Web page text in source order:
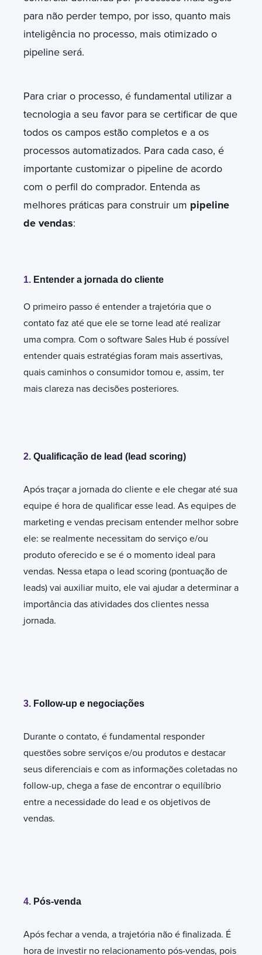
para não perder tempo, por isso, quanto mais
inteligência no processo, mais otimizado o
pipeline será.
Para criar o processo, é fundamental utilizar a
tecnologia a seu favor para se certificar de que
todos os campos estão completos e a os
processos automatizados. Para cada caso, é
importante customizar o pipeline de acordo
com o perfil do comprador. Entenda as
melhores práticas para construir um pipeline
de vendas:
1. Entender a jornada do cliente
O primeiro passo é entender a trajetória que o
contato faz até que ele se torne lead até realizar
uma compra. Com o software Sales Hub é possível
entender quais estratégias foram mais assertivas,
quais caminhos o consumidor tomou e, assim, ter
mais clareza nas decisões posteriores.
2. Qualificação de lead (lead scoring)
Após traçar a jornada do cliente e ele chegar até sua
equipe é hora de qualificar esse lead. As equipes de
marketing e vendas precisam entender melhor sobre
ele: se realmente necessitam do serviço e/ou
produto oferecido e se é o momento ideal para
vendas. Nessa etapa o lead scoring (pontuação de
leads) vai auxiliar muito, ele vai ajudar a determinar a
importância das atividades dos clientes nessa
jornada.
3. Follow-up e negociações
Durante o contato, é fundamental responder
questões sobre serviços e/ou produtos e destacar
seus diferenciais e com as informações coletadas no
follow-up, chega a fase de encontrar o equilíbrio
entre a necessidade do lead e os objetivos de
vendas.
4. Pós-venda
Após fechar a venda, a trajetória não é finalizada. É
hora de investir no relacionamento pós-vendas, pois